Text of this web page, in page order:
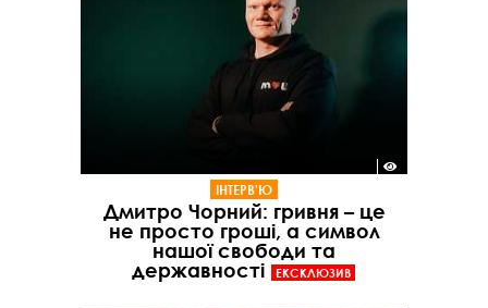
ІНТЕРВ'Ю
Дмитро Чорний: гривня – це
не просто гроші, а символ
нашої свободи та
державності
ЕКСКЛЮЗИВ